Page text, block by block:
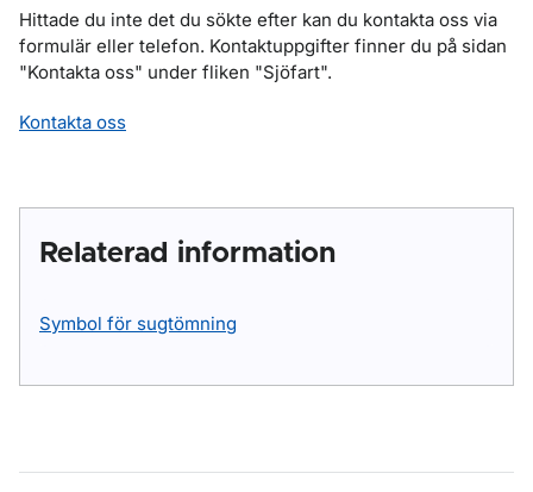
Hittade du inte det du sökte efter kan du kontakta oss via
formulär eller telefon. Kontaktuppgifter finner du på sidan
"Kontakta oss" under fliken "Sjöfart".
Kontakta oss
Relaterad information
Symbol för sugtömning